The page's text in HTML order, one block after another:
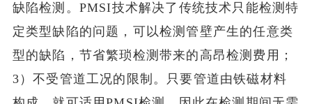
缺陷检测。PMSI技术解决了传统技术只能检测特
定类型缺陷的问题，可以检测管壁产生的任意类
型的缺陷，节省繁琐检测带来的高昂检测费用；
3）不受管道工况的限制。只要管道由铁磁材料